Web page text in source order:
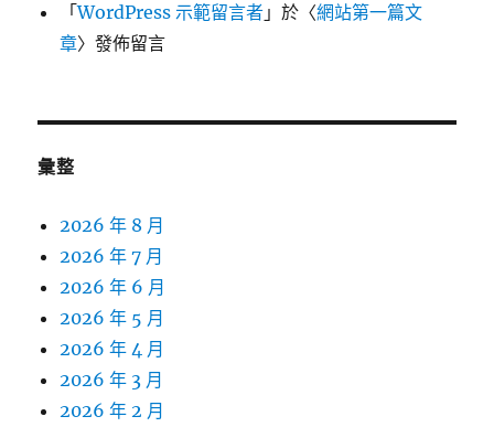
「WordPress 示範留言者 」於〈網站第一篇文
章〉發佈留言
彙整
2026 年 8 月
2026 年 7 月
2026 年 6 月
2026 年 5 月
2026 年 4 月
2026 年 3 月
2026 年 2 月